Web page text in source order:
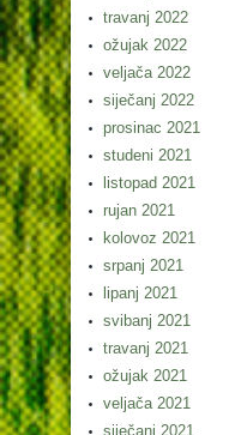
travanj 2022
ožujak 2022
veljača 2022
siječanj 2022
prosinac 2021
studeni 2021
listopad 2021
rujan 2021
kolovoz 2021
srpanj 2021
lipanj 2021
svibanj 2021
travanj 2021
ožujak 2021
veljača 2021
siječanj 2021